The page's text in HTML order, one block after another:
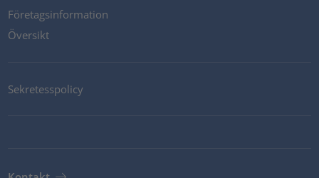
Företagsinformation
Översikt
Sekretesspolicy